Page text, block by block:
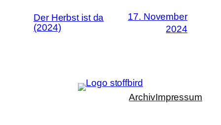
Der Herbst ist da
(2024)
17. November
2024
ArchivImpressum